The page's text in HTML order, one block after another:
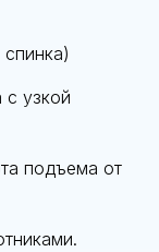
с узкой
подъема от